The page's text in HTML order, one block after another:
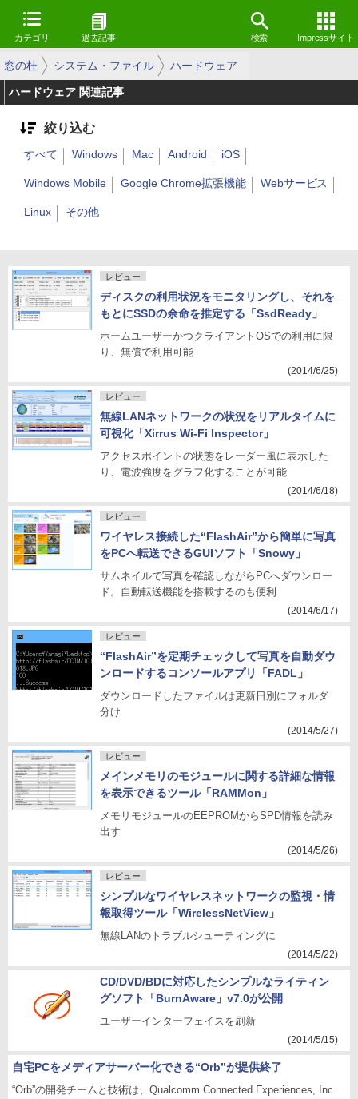
カテゴリ 過去記事 検索 Impressサイト
窓の杜 システム・ファイル ハードウェア
ハードウェア 関連記事
絞り込む
すべて Windows Mac Android iOS
Windows Mobile Google Chrome拡張機能 Webサービス
Linux その他
レビュー
ディスクの利用状況をモニタリングし、それを
もとにSSDの余命を推定する「SsdReady」
ホームユーザーかつクライアントOSでの利用に限
り、無償で利用可能
(2014/6/25)
レビュー
無線LANネットワークの状況をリアルタイムに
可視化「Xirrus Wi-Fi Inspector」
アクセスポイントの状態をレーダー風に表示した
り、電波強度をグラフ化することが可能
(2014/6/18)
レビュー
ワイヤレス接続した“FlashAir”から簡単に写真
をPCへ転送できるGUIソフト「Snowy」
サムネイルで写真を確認しながらPCへダウンロー
ド。自動転送機能を搭載するのも便利
(2014/6/17)
レビュー
“FlashAir”を定期チェックして写真を自動ダウ
ンロードするコンソールアプリ「FADL」
ダウンロードしたファイルは更新日別にフォルダ
分け
(2014/5/27)
レビュー
メインメモリのモジュールに関する詳細な情報
を表示できるツール「RAMMon」
メモリモジュールのEEPROMからSPD情報を読み
出す
(2014/5/26)
レビュー
シンプルなワイヤレスネットワークの監視・情
報取得ツール「WirelessNetView」
無線LANのトラブルシューティングに
(2014/5/22)
CD/DVD/BDに対応したシンプルなライティン
グソフト「BurnAware」v7.0が公開
ユーザーインターフェイスを刷新
(2014/5/15)
自宅PCをメディアサーバー化できる“Orb”が提供終了
“Orb”の開発チームと技術は、Qualcomm Connected Experiences, Inc.